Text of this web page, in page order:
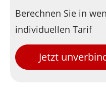
Berechnen Sie in
individuellen Tarif
Jetzt